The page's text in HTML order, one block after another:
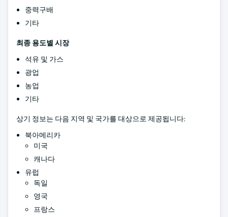
중력구배
기타
최종 용도별 시장
석유 및 가스
광업
농업
기타
상기 정보는 다음 지역 및 국가를 대상으로 제공됩니다:
북아메리카
미국
캐나다
유럽
독일
영국
프랑스